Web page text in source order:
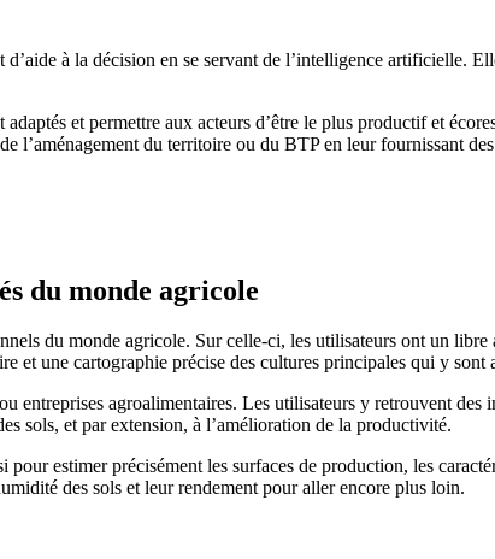
à la décision en se servant de l’intelligence artificielle.
et permettre aux acteurs d’être le plus productif et
l’aménagement du territoire ou du BTP en leur fournissant
du monde agricole
du monde agricole. Sur celle-ci, les utilisateurs ont un libre
et une cartographie précise des cultures principales qui y sont
entreprises agroalimentaires. Les utilisateurs y retrouvent des
sols, et par extension, à l’amélioration de la productivité.
estimer précisément les surfaces de production, les
des sols et leur rendement pour aller encore plus loin.